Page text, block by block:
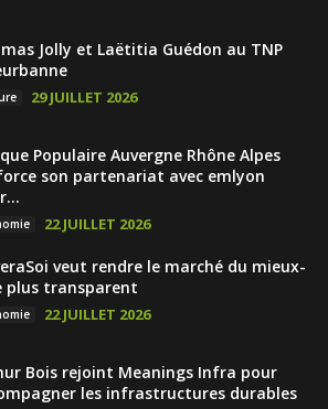
Jolly et Laëtitia Guédon au TNP
29 JUILLET 2026
Populaire Auvergne Rhône Alpes
son partenariat avec emlyon
22 JUILLET 2026
veut rendre le marché du mieux-
plus transparent
22 JUILLET 2026
Bois rejoint Meanings Infra pour
les infrastructures durables